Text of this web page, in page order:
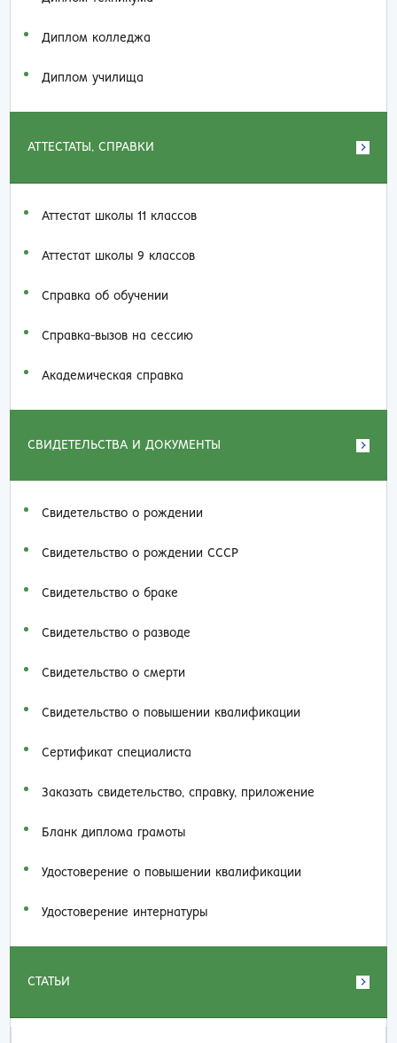
Диплом колледжа
Диплом училища
АТТЕСТАТЫ, СПРАВКИ
Аттестат школы 11 классов
Аттестат школы 9 классов
Справка об обучении
Справка-вызов на сессию
Академическая справка
СВИДЕТЕЛЬСТВА И ДОКУМЕНТЫ
Свидетельство о рождении
Свидетельство о рождении СССР
Свидетельство о браке
Свидетельство о разводе
Свидетельство о смерти
Свидетельство о повышении квалификации
Сертификат специалиста
Заказать cвидетельство, справку, приложение
Бланк диплома грамоты
Удостоверение о повышении квалификации
Удостоверение интернатуры
СТАТЬИ